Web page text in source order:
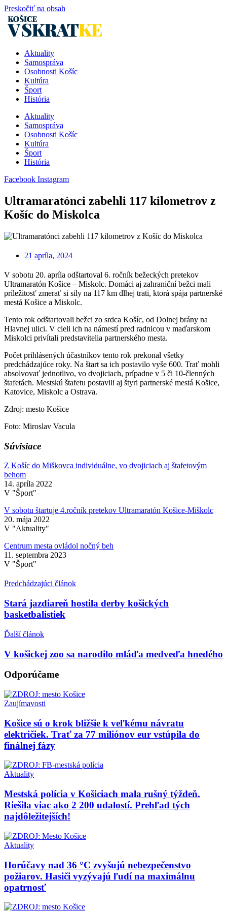
Preskočiť na obsah
Aktuality
Samospráva
Osobnosti Košíc
Kultúra
Šport
História
Aktuality
Samospráva
Osobnosti Košíc
Kultúra
Šport
História
Facebook Instagram
Ultramaratónci zabehli 117 kilometrov z
Košíc do Miskolca
21 apríla, 2024
V sobotu 20. apríla odštartoval 6. ročník bežeckých pretekov
Ultramaratón Košice – Miskolc. Domáci aj zahraniční bežci mali
príležitosť zmerať si sily na 117 km dlhej trati, ktorá spája partnerské
mestá Košice a Miskolc.
Tento rok odštartovali bežci zo srdca Košíc, od Dolnej brány na
Hlavnej ulici. V cieli ich na námestí pred radnicou v maďarskom
Miskolci privítali predstavitelia partnerského mesta.
Počet prihlásených účastníkov tento rok prekonal všetky
predchádzajúce roky. Na štart sa ich postavilo vyše 600. Trať mohli
absolvovať jednotlivo, vo dvojiciach, prípadne v 5 či 10-členných
štafetách. Mestskú štafetu postavili aj štyri partnerské mestá Košice,
Katovice, Miskolc a Ostrava.
Zdroj: mesto Košice
Foto: Miroslav Vacula
Súvisiace
Z Košíc do Miškovca individuálne, vo dvojiciach aj štafetovým
behom
14. apríla 2022
V "Šport"
V sobotu štartuje 4.ročník pretekov Ultramaratón Košice-Miškolc
20. mája 2022
V "Aktuality"
Centrum mesta ovládol nočný beh
11. septembra 2023
V "Šport"
Predchádzajúci článok
Stará jazdiareň hostila derby košických
basketbalistiek
Ďalší článok
V košickej zoo sa narodilo mláďa medveďa hnedého
Odporúčame
Zaujímavosti
Košice sú o krok bližšie k veľkému návratu
električiek. Trať za 77 miliónov eur vstúpila do
finálnej fázy
Aktuality
Mestská polícia v Košiciach mala rušný týždeň.
Riešila viac ako 2 200 udalostí. Prehľad tých
najdôležitejších!
Aktuality
Horúčavy nad 36 °C zvyšujú nebezpečenstvo
požiarov. Hasiči vyzývajú ľudí na maximálnu
opatrnosť